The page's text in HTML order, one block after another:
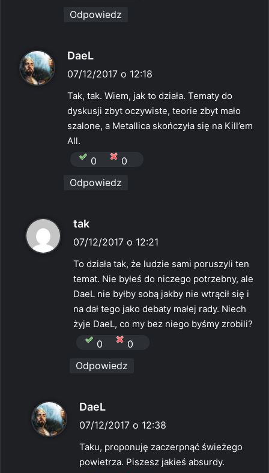
Odpowiedz
DaeL
i
z
e
07/12/2017 o 12:18
Tak, tak. Wiem, jak to działa. Tematy do
dyskusji zbyt oczywiste, teorie zbyt mało
szalone, a Metallica skończyła się na Kill’em
All.
0
0
Odpowiedz
tak
i
e
:
07/12/2017 o 12:21
To działa tak, że ludzie sami poruszyli ten
temat. Nie byłeś do niczego potrzebny, ale
DaeL nie byłby sobą jakby nie wtrącił się i
na dał tego jako debaty małej rady. Niech
żyje DaeL, co my bez niego byśmy zrobili?
0
0
Odpowiedz
DaeL
i
z
07/12/2017 o 12:38
Taku, proponuję zaczerpnąć świeżego
powietrza. Piszesz jakieś absurdy.